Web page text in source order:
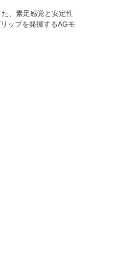
、素足感覚と安定性
ップを発揮するAGモ